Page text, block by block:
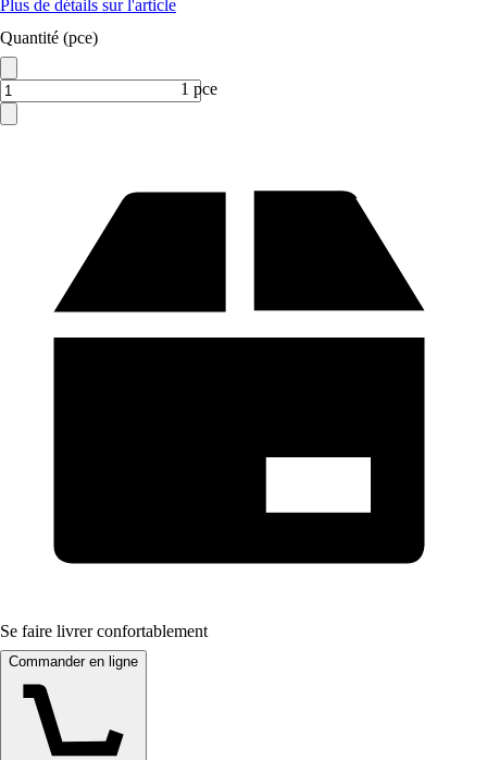
Plus de détails sur l'article
Quantité (pce)
1 pce
Se faire livrer confortablement
Commander en ligne